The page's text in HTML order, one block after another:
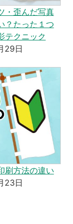
・歪んだ写真
？たった１つ
テクニック
29日
刷方法の違い
23日